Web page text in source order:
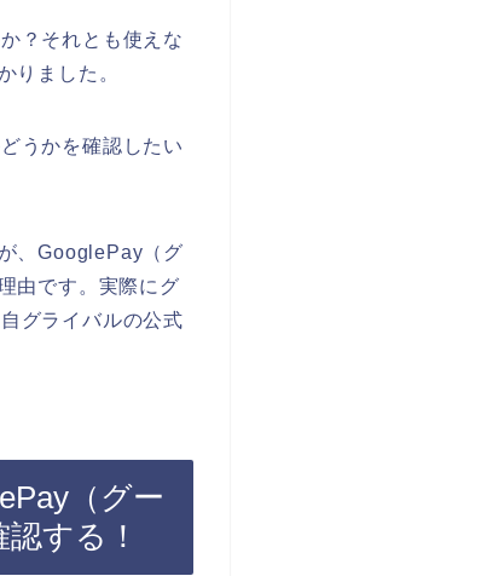
？それとも使えな
りました。
うかを確認したい
、GooglePay（グ
由です。実際にグ
グライバルの公式
（グー
する！